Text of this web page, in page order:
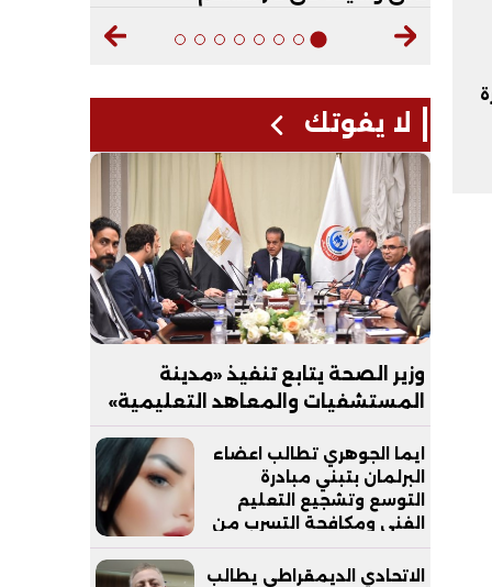
لا يفوتك
وزير الصحة يتابع تنفيذ «مدينة
المستشفيات والمعاهد التعليمية»
بالعاصمة الجديدة
ايما الجوهري تطالب اعضاء
البرلمان بتبني مبادرة
التوسع وتشجيع التعليم
الفني ومكافحة التسرب من
التعليم
الاتحادي الديمقراطي يطالب